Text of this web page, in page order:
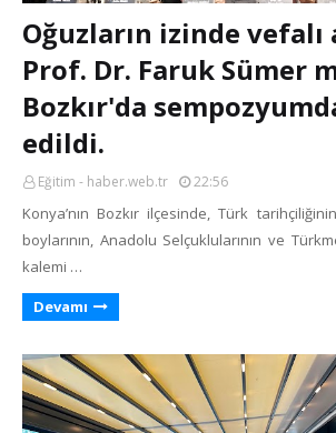
Oğuzların izinde vefalı
Prof. Dr. Faruk Sümer
Bozkır'da
edildi.
Eğitim - haber.web.tr 22:56
Konya’nın Bozkır ilçesinde, Türk
boylarının, Anadolu Selçuklularının ve
kalemi …
Devamı